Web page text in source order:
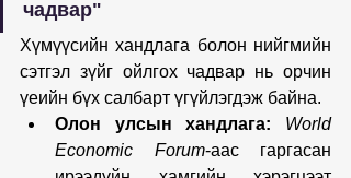
чадвар"
Хүмүүсийн хандлага болон нийгмийн
сэтгэл зүйг ойлгох чадвар нь орчин
үеийн бүх салбарт үгүйлэгдэж байна.
Олон улсын хандлага:
World
Economic Forum-аас гаргасан